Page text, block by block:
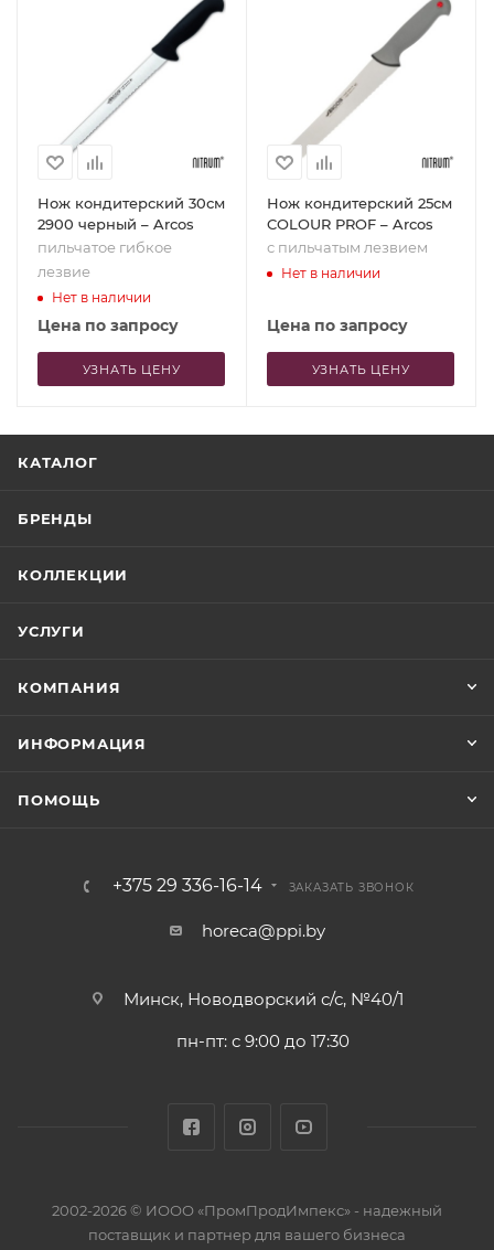
Нож кондитерский 30см
2900 черный – Arcos
пильчатое гибкое
лезвие
Нет в наличии
Цена по запросу
УЗНАТЬ ЦЕНУ
Нож кондитерский 25см
COLOUR PROF – Arcos
с пильчатым лезвием
Нет в наличии
Цена по запросу
УЗНАТЬ ЦЕНУ
КАТАЛОГ
БРЕНДЫ
КОЛЛЕКЦИИ
УСЛУГИ
КОМПАНИЯ
ИНФОРМАЦИЯ
ПОМОЩЬ
+375 29 336-16-14 ЗАКАЗАТЬ ЗВОНОК
horeca@ppi.by
Минск, Новодворский с/с, №40/1
пн-пт: с 9:00 до 17:30
2002-2026 © ИООО «ПромПродИмпекс» - надежный
поставщик и партнер для вашего бизнеса